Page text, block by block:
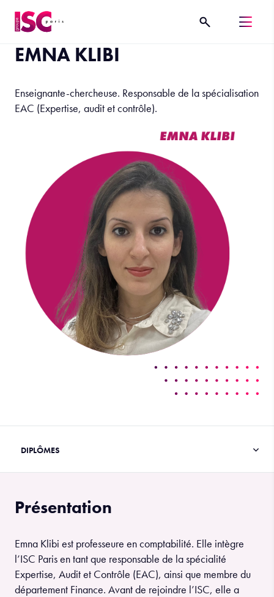
EMNA KLIBI
Enseignante-chercheuse. Responsable de la spécialisation
EAC (Expertise, audit et contrôle).
Présentation
Emna Klibi est professeure en comptabilité. Elle intègre
l’ISC Paris en tant que responsable de la spécialité
Expertise, Audit et Contrôle (EAC), ainsi que membre du
département Finance. Avant de rejoindre l’ISC, elle a